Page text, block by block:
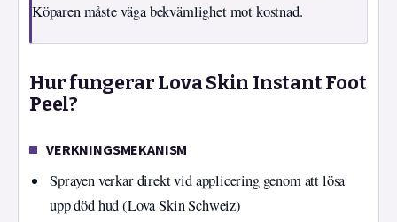
Köparen måste väga bekvämlighet mot kostnad.
Hur fungerar Lova Skin Instant Foot
Peel?
VERKNINGSMEKANISM
Sprayen verkar direkt vid applicering genom att lösa
upp död hud (Lova Skin Schweiz)